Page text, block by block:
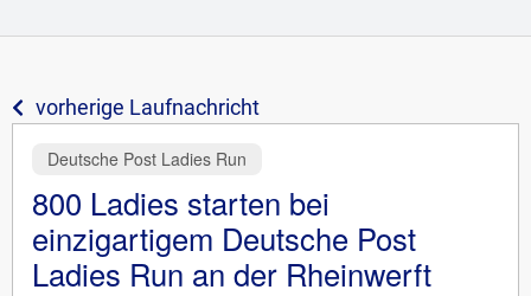
vorherige Laufnachricht
Deutsche Post Ladies Run
800 Ladies starten bei
einzigartigem Deutsche Post
Ladies Run an der Rheinwerft